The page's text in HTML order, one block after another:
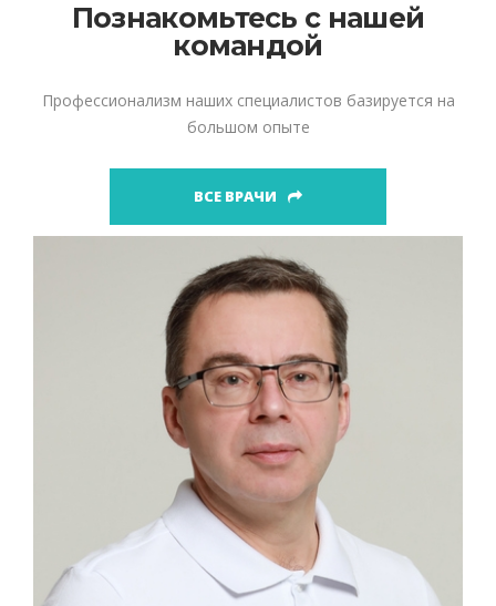
Познакомьтесь с нашей
командой
Профессионализм наших специалистов базируется на
большом опыте
ВСЕ ВРАЧИ